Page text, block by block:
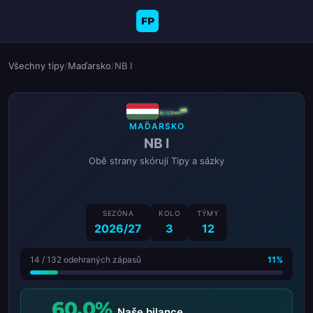
FP
Všechny tipy/Maďarsko/NB I
MAĎARSKO
NB I
Obě strany skórují Tipy a sázky
SEZÓNA
2026/27
KOLO
3
TÝMY
12
14 / 132 odehraných zápasů 11%